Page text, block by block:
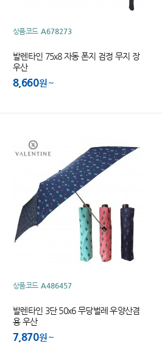
상품코드 A678273
발렌타인 75x8 자동 폰지 검정 무지 장
우산
8,660원
상품코드 A486457
발렌타인 3단 50x6 무당벌레 우양산겸
용 우산
7,870원